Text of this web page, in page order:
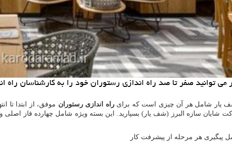
توانید صفر تا صد راه اندازی رستوران خود را به كارشناسان راه
یار شامل هر آن چیزی است که برایراه اندازی رستوران موفق، از ابتدا
شایان سازه البرز (شف یار) بسپارید. این بسته ویژه شامل چهارده فاز اصلی
پیگیری هر مرحله از پیشرفت کار